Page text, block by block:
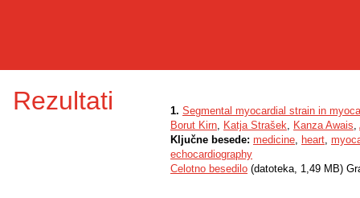
Rezultati 1. Segmental myocardial strain in
Borut Kirn, Katja Strašek, Kanza Awais,
Ključne besede: medicine, heart,
echocardiography
Celotno besedilo (datoteka, 1,49 MB)